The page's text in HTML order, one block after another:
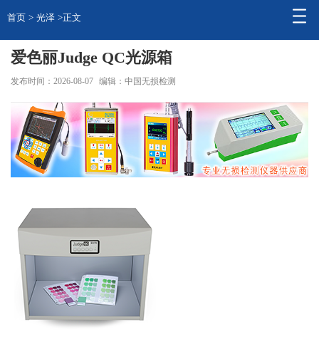
首页 > 光泽 >正文
爱色丽Judge QC光源箱
发布时间：2026-08-07 编辑：中国无损检测